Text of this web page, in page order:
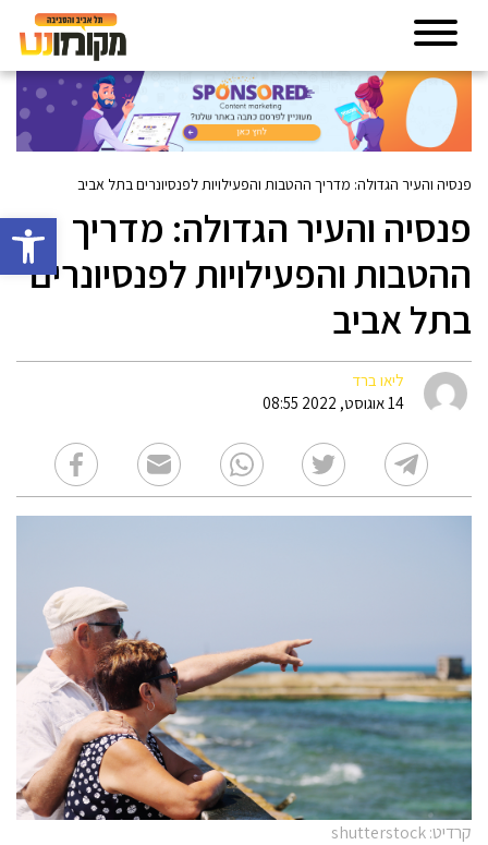
פתח
פנסיה והעיר הגדולה: מדריך ההטבות והפעילויות לפנסיונרים בתל אביב
פנסיה והעיר הגדולה: מדריך
ההטבות והפעילויות לפנסיונרים
בתל אביב
ליאו ברד
14 אוגוסט, 2022 08:55
קרדיט: shutterstock